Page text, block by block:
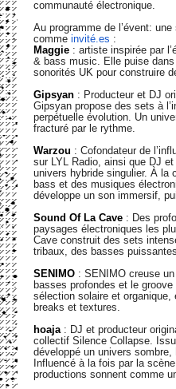
communauté électronique.
Au programme de l’évent:
comme invité.es :
Maggie : artiste inspirée par
& bass music. Elle puise
sonorités UK pour construire
Gipsyan: Producteur et DJ
Gipsyan propose des sets à
perpétuelle évolution. Un
fracturé par le rythme.
Warzou : Cofondateur de
sur LYL Radio, ainsi que DJ
univers hybride singulier. À la
bass et des musiques
développe un son immersif,
Sound Of La Cave : Des
paysages électroniques les
Cave construit des sets
tribaux, des basses
SENIMO: SENIMO creuse
basses profondes et le
sélection solaire et organique,
breaks et textures.
hoaja: DJ et producteur
collectif Silence Collapse.
développé un univers sombre,
Influencé à la fois par la
productions sonnent comme